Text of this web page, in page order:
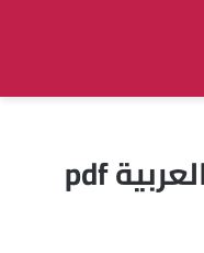
أوراق كتابة الحروف العربية pdf